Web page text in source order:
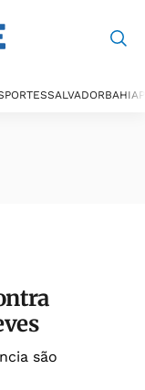
SALVADORBAHIA
são